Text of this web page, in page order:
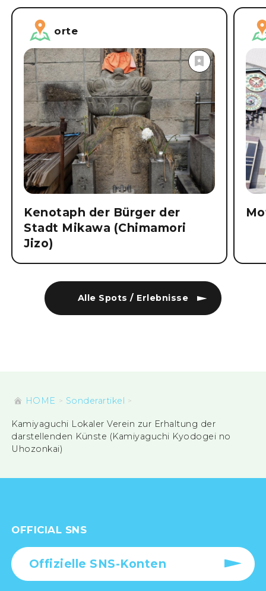
Alle Spots / Erlebnisse
orte
Kenotaph der Bürger der
Stadt Mikawa (Chimamori
Jizo)
HOME Sonderartikel
Kamiyaguchi Lokaler Verein zur Erhaltung der
darstellenden Künste (Kamiyaguchi Kyodogei no
Uhozonkai)
OFFICIAL SNS
Offizielle SNS-Konten